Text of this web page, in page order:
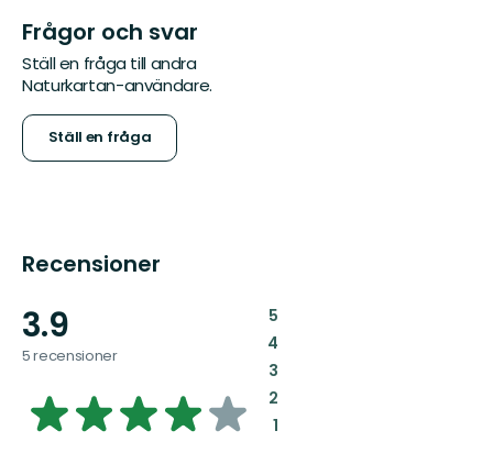
Frågor och svar
Ställ en fråga till andra
Naturkartan-användare.
Ställ en fråga
Recensioner
3.9
5 recensioner
3.9382684750919
5:
4:
3:
2:
1: